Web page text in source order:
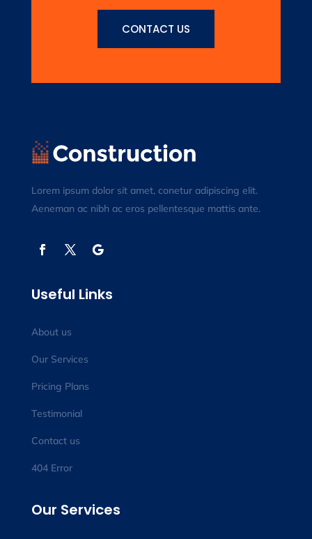
CONTACT US
Lorem ipsum dolor sit amet, conetur adipiscing elit.
Aeneman ac nibh ac eros pellentesque mattis ante.
Useful Links
About us
Our Services
Pricing Plans
Testimonial
Contact us
404 Error
Our Services